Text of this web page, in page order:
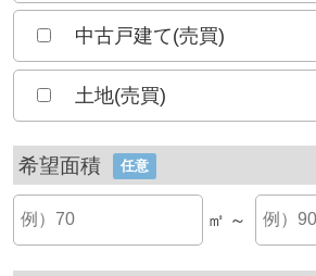
中古戸建て(売買)
土地(売買)
希望面積 任意
㎡ ～